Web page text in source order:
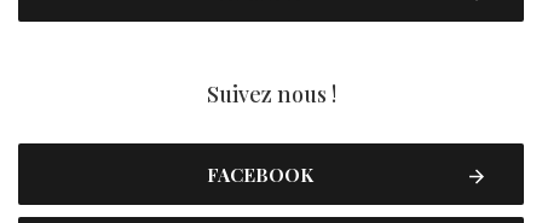
Suivez nous !
FACEBOOK